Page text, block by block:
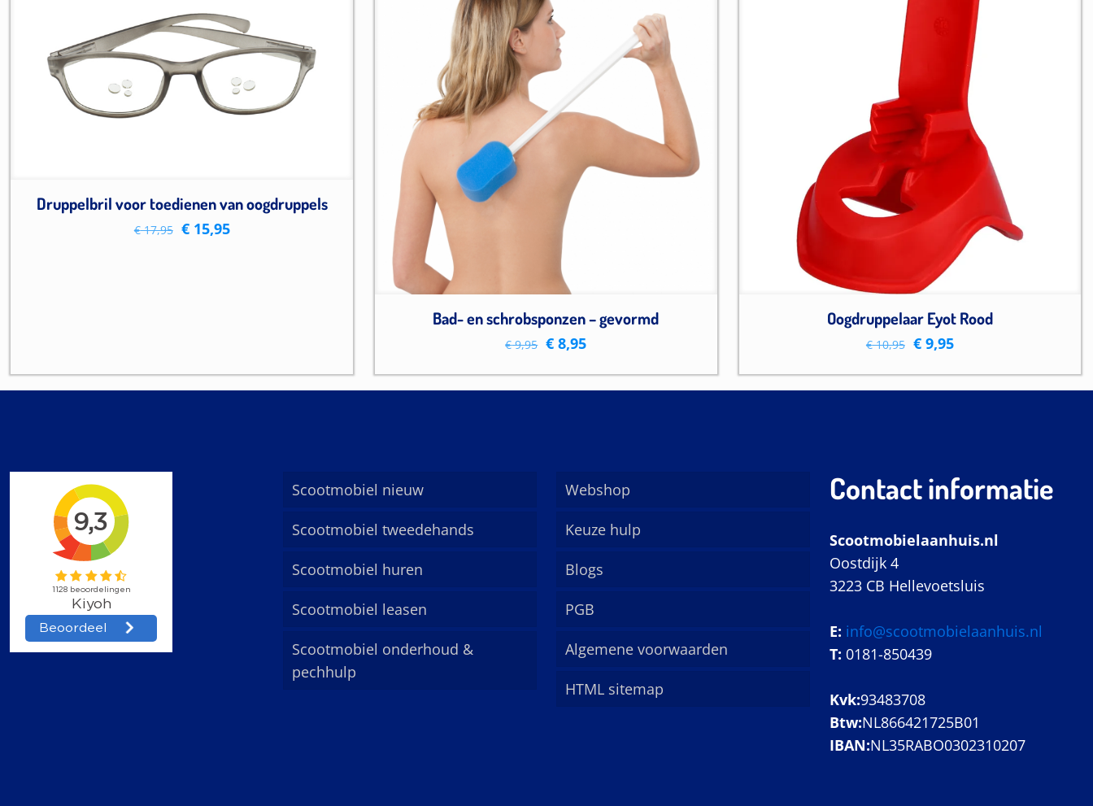
Druppelbril voor toedienen van oogdruppels
€17,95 Oorspronkelijke
€15,95Huidige
Bad- en schrobsponzen – gevormd
€9,95 Oorspronkelijke
was:
€ 8,95Huidige
is:
Oogdruppelaar Eyot Rood
€10,95 Oorspronkelijke
was:
€9,95Huidige
is:
Scootmobiel nieuw
Scootmobiel tweedehands
Scootmobiel huren
Scootmobiel leasen
Scootmobiel onderhoud &
pechhulp
Webshop
Keuze hulp
Blogs
PGB
Algemene voorwaarden
HTML sitemap
Contact informatie
Scootmobielaanhuis.nl
Oostdijk 4
3223 CB Hellevoetsluis
E: info@scootmobielaanhuis.nl
T: 0181-850439
Kvk:93483708
Btw:NL866421725B01
IBAN:NL35RABO0302310207